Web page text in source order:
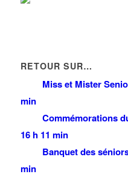
RETOUR SUR…
Miss et Mister
min
Commémorations
16 h 11 min
Banquet des
min